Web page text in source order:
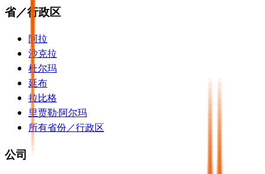
省／行政区
阿拉
沙克拉
杜尔玛
延布
拉比格
里贾勒·阿尔玛
所有省份／行政区
公司